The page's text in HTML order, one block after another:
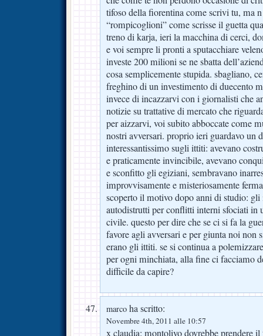
tifoso della fiorentina come scrivi tu, ma
“rompicoglioni” come scrisse il guetta
treno di karja, ieri la macchina di cerci,
e voi sempre li pronti a sputacchiare
investe 200 milioni se ne sbatta
cosa semplicemente stupida. sbagliano,
freghino di un investimento di duecento
invece di incazzarvi con i giornalisti che
notizie su trattative di mercato che
per aizzarvi, voi subito abboccate come
nostri avversari. proprio ieri guardavo un
interessantissimo sugli ittiti: avevano
e praticamente invincibile, avevano
e sconfitto gli egiziani, sembravano
improvvisamente e misteriosamente
scoperto il motivo dopo anni di studio:
autodistrutti per conflitti interni sfociati in
civile. questo per dire che se ci si fa la
favore agli avversari e per giunta noi
erano gli ittiti. se si continua a
per ogni minchiata, alla fine ci facciamo
difficile da capire?
marco ha scritto:
Novembre 4th, 2011 alle 10:57
x claudia: montolivo dovrebbe prendere il